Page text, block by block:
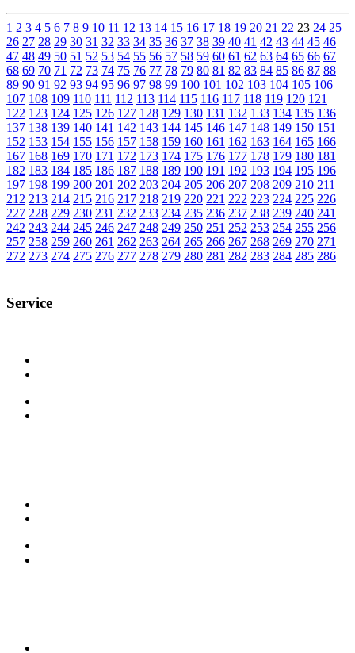
1 2 3 4 5 6 7 8 9 10 11 12 13 14 15 16 17 18 19 20 21 22 23 24 25
26 27 28 29 30 31 32 33 34 35 36 37 38 39 40 41 42 43 44 45 46
47 48 49 50 51 52 53 54 55 56 57 58 59 60 61 62 63 64 65 66 67
68 69 70 71 72 73 74 75 76 77 78 79 80 81 82 83 84 85 86 87 88
89 90 91 92 93 94 95 96 97 98 99 100 101 102 103 104 105 106
107 108 109 110 111 112 113 114 115 116 117 118 119 120 121
122 123 124 125 126 127 128 129 130 131 132 133 134 135 136
137 138 139 140 141 142 143 144 145 146 147 148 149 150 151
152 153 154 155 156 157 158 159 160 161 162 163 164 165 166
167 168 169 170 171 172 173 174 175 176 177 178 179 180 181
182 183 184 185 186 187 188 189 190 191 192 193 194 195 196
197 198 199 200 201 202 203 204 205 206 207 208 209 210 211
212 213 214 215 216 217 218 219 220 221 222 223 224 225 226
227 228 229 230 231 232 233 234 235 236 237 238 239 240 241
242 243 244 245 246 247 248 249 250 251 252 253 254 255 256
257 258 259 260 261 262 263 264 265 266 267 268 269 270 271
272 273 274 275 276 277 278 279 280 281 282 283 284 285 286
Service